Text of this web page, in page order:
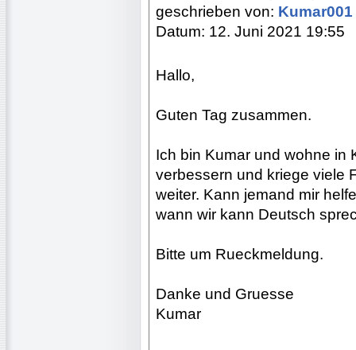
geschrieben von: Kumar001
Datum: 12. Juni 2021 19:55
Hallo,
Guten Tag zusammen.
Ich bin Kumar und wohne in
verbessern und kriege viele
weiter. Kann jemand mir
wann wir kann Deutsch
Bitte um Rueckmeldung.
Danke und Gruesse
Kumar